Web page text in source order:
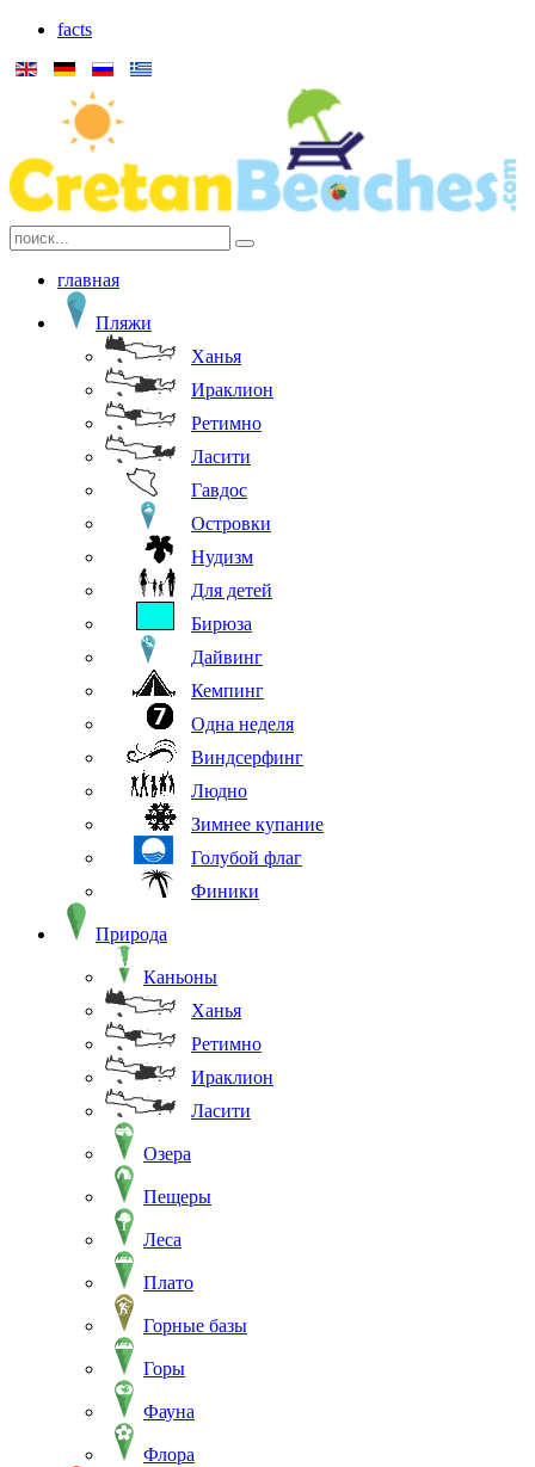
facts
главная
Пляжи
Ханья
Ираклион
Ретимно
Ласити
Гавдос
Островки
Нудизм
Для детей
Бирюза
Дайвинг
Кемпинг
Одна неделя
Виндсерфинг
Людно
Зимнее купание
Голубой флаг
Финики
Природа
Каньоны
Ханья
Ретимно
Ираклион
Ласити
Озера
Пещеры
Леса
Плато
Горные базы
Горы
Фауна
Флора